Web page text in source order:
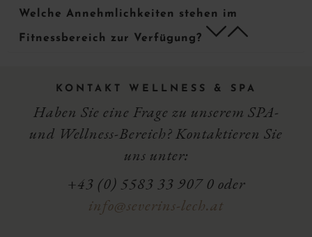
Welche Annehmlichkeiten stehen im
Fitnessbereich zur Verfügung? fh
KONTAKT WELLNESS & SPA
Haben Sie eine Frage zu unserem SPA-
und Wellness-Bereich? Kontaktieren Sie
uns unter:
+43 (0) 5583 33 907 0 oder
info@severins-lech.at